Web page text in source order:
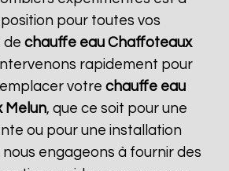
pour toutes vos
de chauffe eau Chaffoteaux
rapidement pour
votrechauffe eau
Melun, que ce soit pour une
ou pour une installation
nous engageons à fournir des